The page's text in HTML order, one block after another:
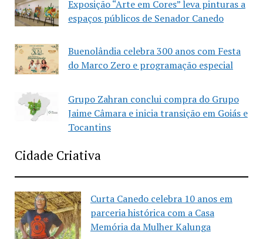
Exposição “Arte em Cores” leva pinturas a
espaços públicos de Senador Canedo
Buenolândia celebra 300 anos com Festa
do Marco Zero e programação especial
Grupo Zahran conclui compra do Grupo
Jaime Câmara e inicia transição em Goiás e
Tocantins
Cidade Criativa
Curta Canedo celebra 10 anos em
parceria histórica com a Casa
Memória da Mulher Kalunga